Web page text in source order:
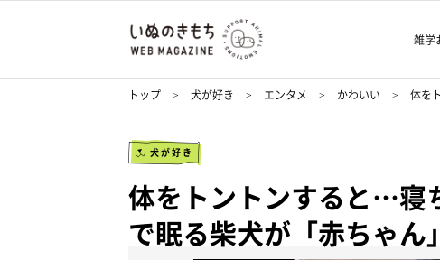
雑学
トップ 犬が好き エンタメ かわいい 体を
犬が好き
体をトントンすると…
で眠る柴犬が「赤ちゃん